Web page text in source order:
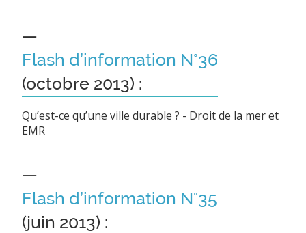
—
Flash d’information N°36
(octobre 2013) :
Qu’est-ce qu’une ville durable ? - Droit de la mer et
EMR
—
Flash d’information N°35
(juin 2013) :